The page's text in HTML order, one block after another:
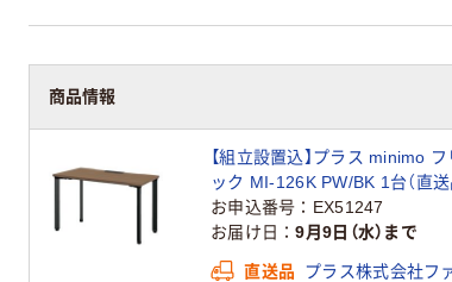
商品情報
【組立設置込】プラス minimo
ック MI-126K PW/BK 1台（直送
お申込番号
EX51247
お届け日
9月9日（水）まで
直送品
プラス株式会社フ